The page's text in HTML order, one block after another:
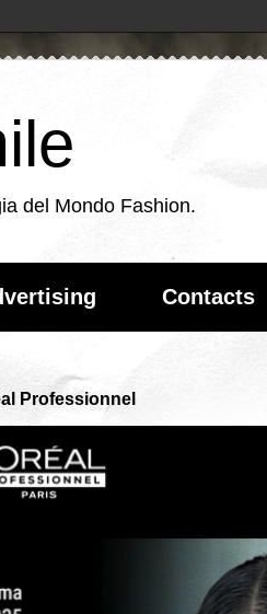
del Mondo Fashion.
Contacts
Professionnel